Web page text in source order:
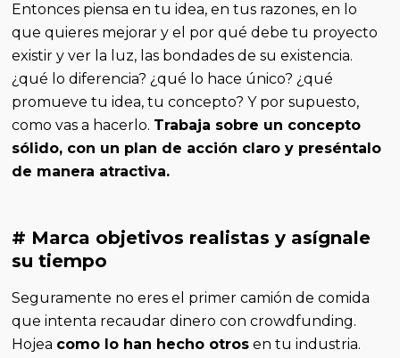
Entonces piensa en tu idea, en tus razones, en lo
que quieres mejorar y el por qué debe tu proyecto
existir y ver la luz, las bondades de su existencia.
¿qué lo diferencia? ¿qué lo hace único? ¿qué
promueve tu idea, tu concepto? Y por supuesto,
como vas a hacerlo. Trabaja sobre un concepto
sólido, con un plan de acción claro y preséntalo
de manera atractiva.
# Marca objetivos realistas y asígnale
su tiempo
Seguramente no eres el primer camión de comida
que intenta recaudar dinero con crowdfunding.
Hojea como lo han hecho otros en tu industria.